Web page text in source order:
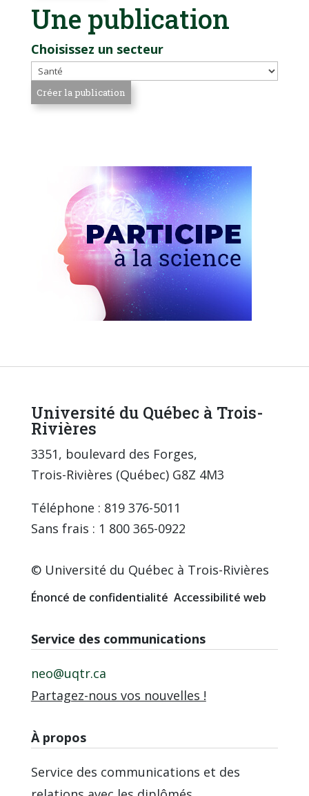
Une publication
Choisissez un secteur
Université du Québec à Trois-
Rivières
3351, boulevard des Forges,
Trois-Rivières (Québec) G8Z 4M3
Téléphone : 819 376-5011
Sans frais : 1 800 365-0922
© Université du Québec à Trois-Rivières
Énoncé de confidentialité Accessibilité web
Service des communications
neo@uqtr.ca
Partagez-nous vos nouvelles !
À propos
Service des communications et des